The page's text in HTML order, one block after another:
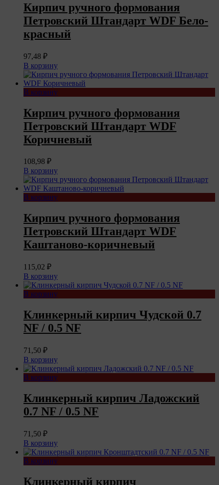
Кирпич ручного формования
Петровский Штандарт WDF Бело-
красный
97,48 ₽
В корзину
В корзину
Кирпич ручного формования
Петровский Штандарт WDF
Коричневый
108,98 ₽
В корзину
В корзину
Кирпич ручного формования
Петровский Штандарт WDF
Каштаново-коричневый
115,02 ₽
В корзину
В корзину
Клинкерный кирпич Чудской 0.7
NF / 0.5 NF
71,50 ₽
В корзину
В корзину
Клинкерный кирпич Ладожский
0.7 NF / 0.5 NF
71,50 ₽
В корзину
В корзину
Клинкерный кирпич